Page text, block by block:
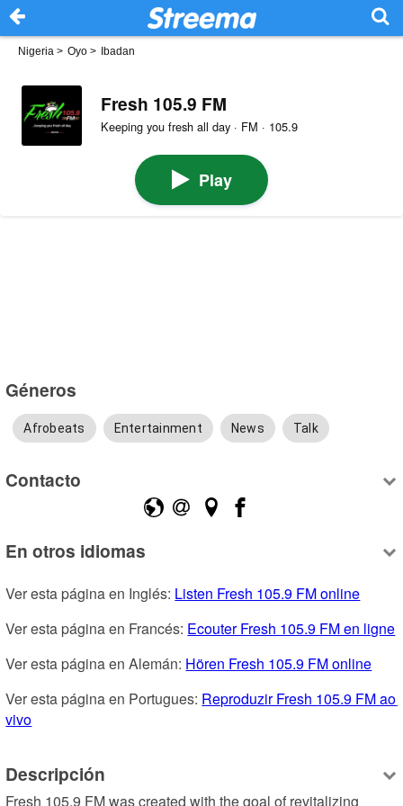
Nigeria > Oyo > Ibadan
Fresh 105.9 FM
Keeping you fresh all day · FM · 105.9
Play
Géneros
Afrobeats Entertainment News Talk
Contacto
En otros idiomas
Ver esta página en Inglés: Listen Fresh 105.9 FM online
Ver esta página en Francés: Ecouter Fresh 105.9 FM en ligne
Ver esta página en Alemán: Hören Fresh 105.9 FM online
Ver esta página en Portugues: Reproduzir Fresh 105.9 FM ao
vivo
Descripción
Fresh 105.9 FM was created with the goal of revitalizing